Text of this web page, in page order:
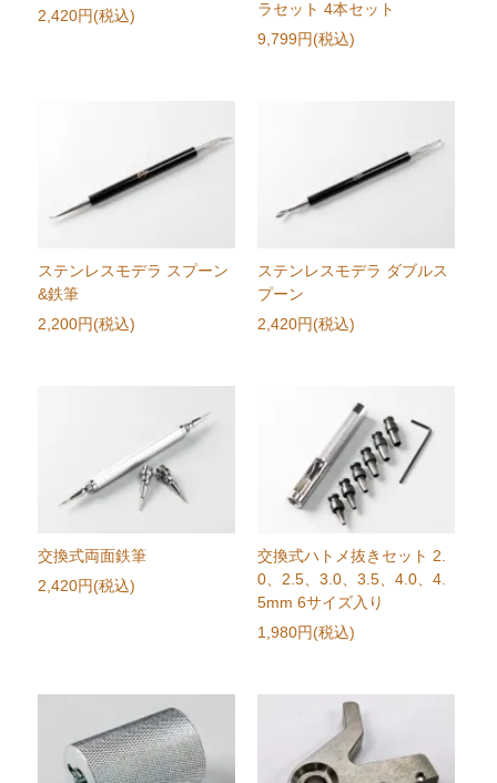
2,420円(税込)
ラセット 4本セット
9,799円(税込)
ステンレスモデラ スプーン
&鉄筆
2,200円(税込)
ステンレスモデラ ダブルス
プーン
2,420円(税込)
交換式両面鉄筆
2,420円(税込)
交換式ハトメ抜きセット 2.
0、2.5、3.0、3.5、4.0、4.
5mm 6サイズ入り
1,980円(税込)